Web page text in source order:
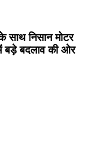
साथ निसान मोटर
में बड़े बदलाव की ओर